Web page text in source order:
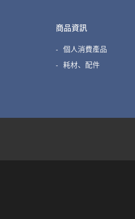
商品資訊
個人消費產品
耗材、配件